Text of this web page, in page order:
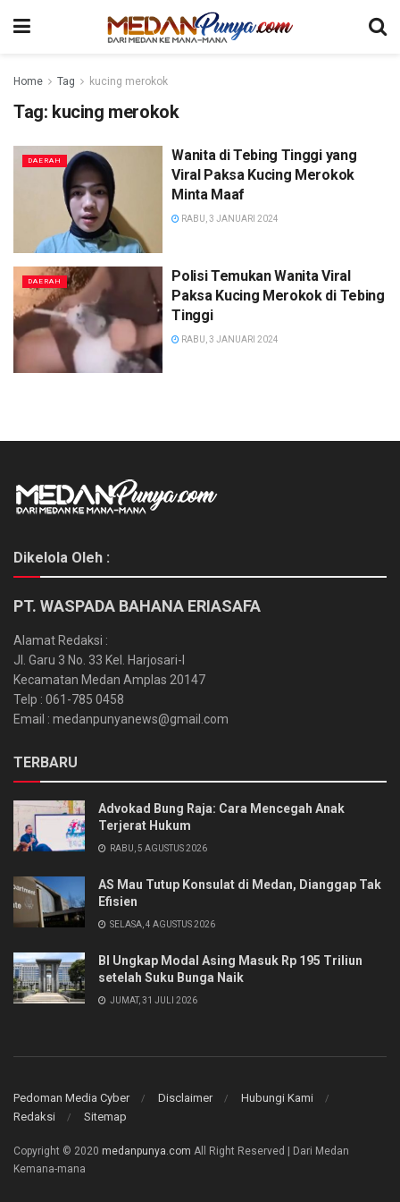
Home Tag kucing merokok
Tag: kucing merokok
DAERAH
Wanita di Tebing Tinggi yang
Viral Paksa Kucing Merokok
Minta Maaf
RABU, 3 JANUARI 2024
DAERAH
Polisi Temukan Wanita Viral
Paksa Kucing Merokok di Tebing
Tinggi
RABU, 3 JANUARI 2024
Dikelola Oleh :
PT. WASPADA BAHANA ERIASAFA
Alamat Redaksi :
Jl. Garu 3 No. 33 Kel. Harjosari-I
Kecamatan Medan Amplas 20147
Telp : 061-785 0458
Email : medanpunyanews@gmail.com
TERBARU
Advokad Bung Raja: Cara Mencegah Anak
Terjerat Hukum
RABU, 5 AGUSTUS 2026
AS Mau Tutup Konsulat di Medan, Dianggap Tak
Efisien
SELASA, 4 AGUSTUS 2026
BI Ungkap Modal Asing Masuk Rp 195 Triliun
setelah Suku Bunga Naik
JUMAT, 31 JULI 2026
Pedoman Media Cyber Disclaimer
Hubungi Kami
Redaksi
Sitemap
Copyright © 2020 medanpunya.com All Right Reserved | Dari Medan
Kemana-mana